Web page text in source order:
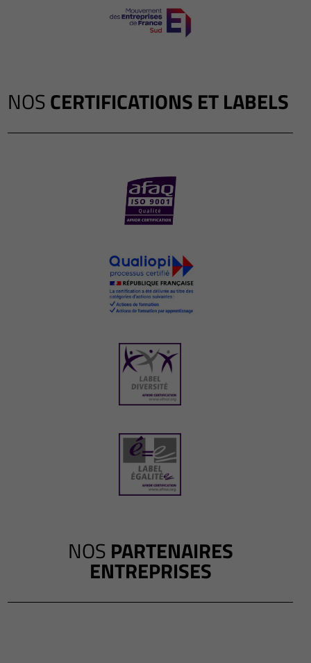
NOSCERTIFICATIONS ET LABELS
NOS PARTENAIRES
ENTREPRISES